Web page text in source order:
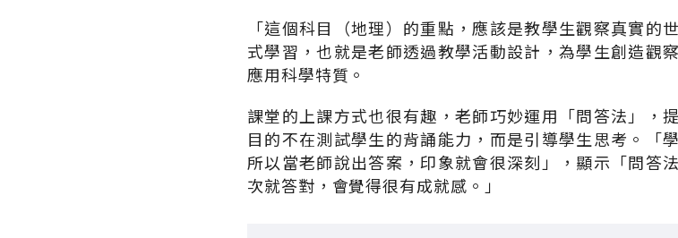
「這個科目（地理）的重點，應該是教學生觀察真實的
式學習，也就是老師透過教學活動設計，為學生創造觀
應用科學特質。
課堂的上課方式也很有趣，老師巧妙運用「問答法」，
目的不在測試學生的背誦能力，而是引導學生思考。「
所以當老師說出答案，印象就會很深刻」，顯示「問答
次就答對，會覺得很有成就感。」